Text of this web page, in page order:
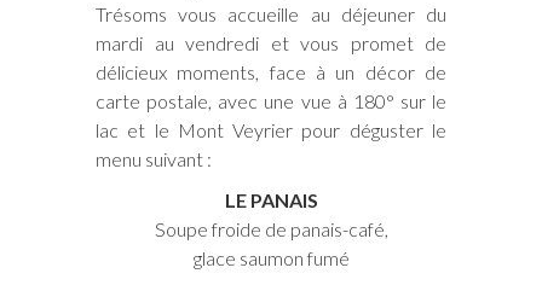
Trésoms vous accueille au déjeuner du
mardi au vendredi et vous promet de
délicieux moments, face à un décor de
carte postale, avec une vue à 180° sur le
lac et le Mont Veyrier pour déguster le
menu suivant :
LE PANAIS
Soupe froide de panais-café,
glace saumon fumé